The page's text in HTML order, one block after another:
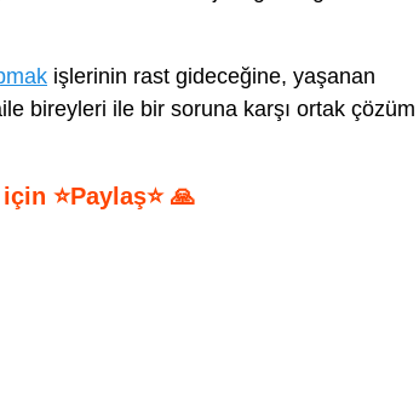
işlerinin rast gideceğine, yaşanan
bireyleri ile bir soruna karşı ortak çözüm
⭐Paylaş⭐ 🙏